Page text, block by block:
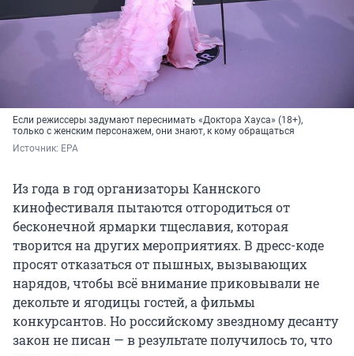
Если режиссеры задумают переснимать «Доктора Хауса» (18+),
только с женским персонажем, они знают, к кому обращаться
Источник: EPA
Из года в год организаторы Каннского
кинофестиваля пытаются отгородиться от
бесконечной ярмарки тщеславия, которая
творится на других мероприятиях. В дресс-коде
просят отказаться от пышных, вызывающих
нарядов, чтобы всё внимание приковывали не
декольте и ягодицы гостей, а фильмы
конкурсантов. Но российскому звездному десанту
закон не писан — в результате получилось то, что